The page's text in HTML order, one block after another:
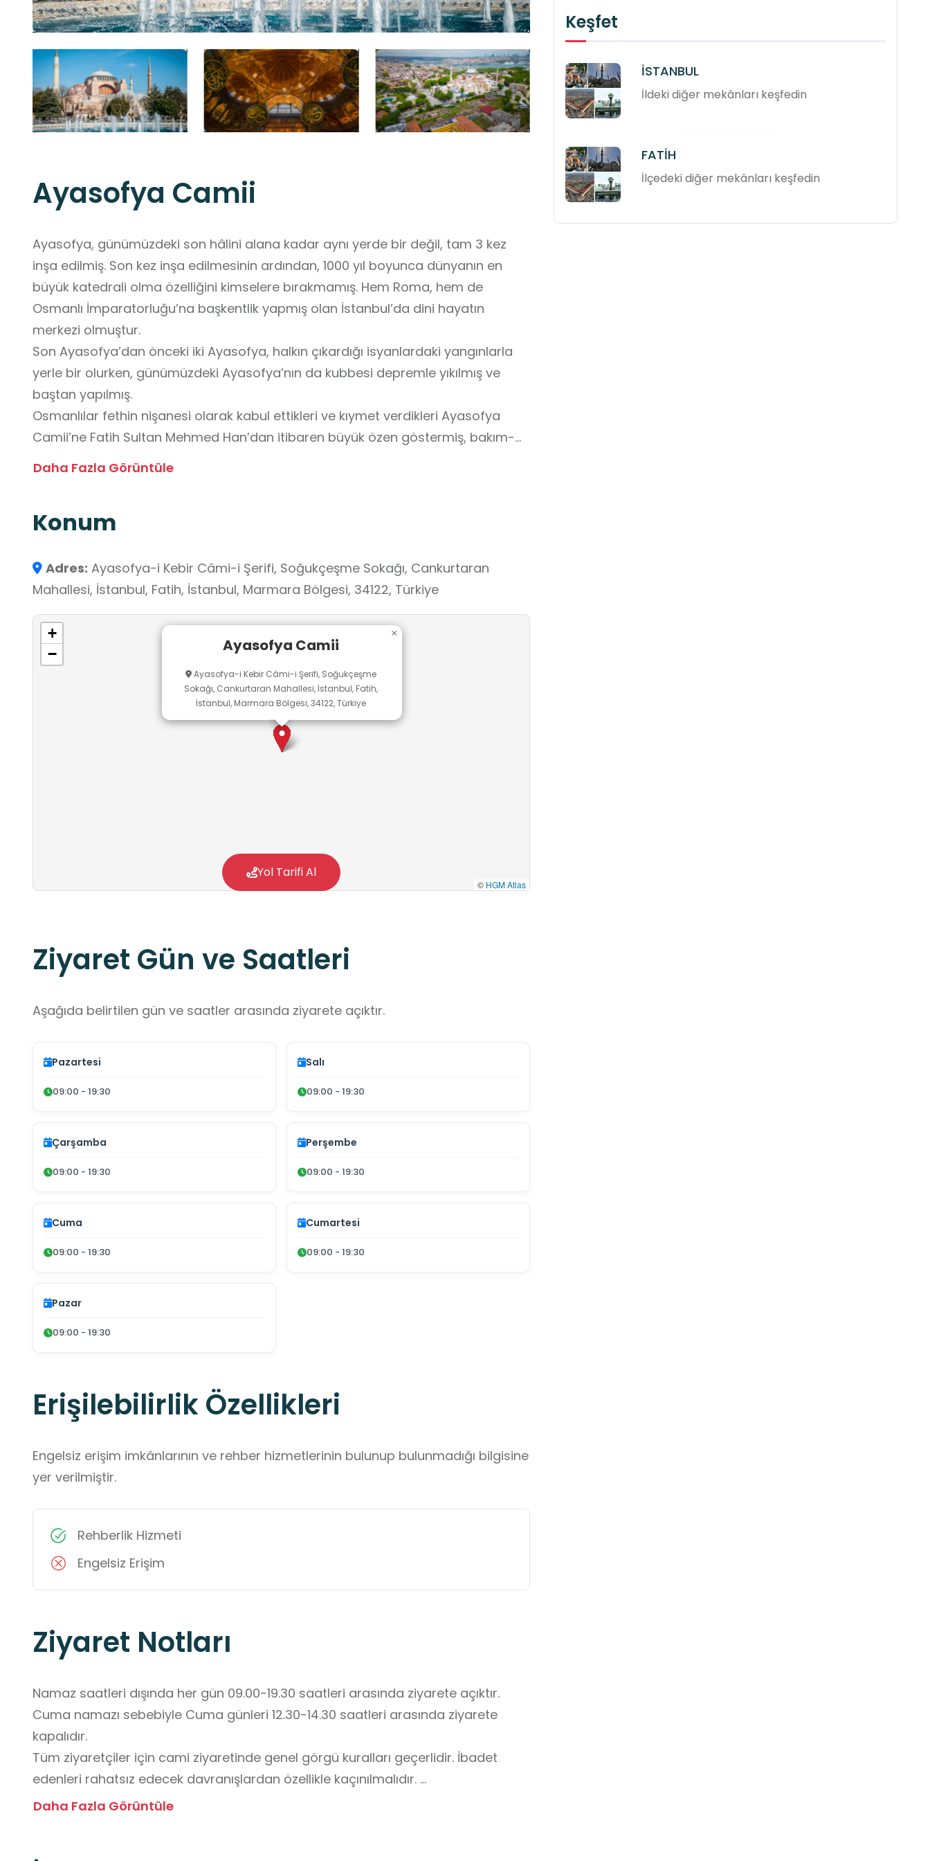
Ayasofya Camii
Ayasofya, günümüzdeki son hâlini alana kadar aynı yerde bir değil, tam 3 kez
inşa edilmiş. Son kez inşa edilmesinin ardından, 1000 yıl boyunca dünyanın en
büyük katedrali olma özelliğini kimselere bırakmamış. Hem Roma, hem de
Osmanlı İmparatorluğu’na başkentlik yapmış olan İstanbul’da dini hayatın
merkezi olmuştur.
Son Ayasofya’dan önceki iki Ayasofya, halkın çıkardığı isyanlardaki yangınlarla
yerle bir olurken, günümüzdeki Ayasofya’nın da kubbesi depremle yıkılmış ve
baştan yapılmış.
Osmanlılar fethin nişanesi olarak kabul ettikleri ve kıymet verdikleri Ayasofya
Camii’ne Fatih Sultan Mehmed Han’dan itibaren büyük özen göstermiş, bakım-
çok büyük rol oynamıştır.
Daha Fazla Görüntüle
Konum
Adres: Ayasofya-i Kebir Câmi-i Şerifi, Soğukçeşme Sokağı, Cankurtaran
Mahallesi, İstanbul, Fatih, İstanbul, Marmara Bölgesi, 34122, Türkiye
Ayasofya Camii
Ayasofya-i Kebir Câmi-i Şerifi, Soğukçeşme
Sokağı, Cankurtaran Mahallesi, İstanbul, Fatih,
İstanbul, Marmara Bölgesi, 34122, Türkiye
×
+
−
© HGM Atlas
Yol Tarifi Al
Ziyaret Gün ve Saatleri
Aşağıda belirtilen gün ve saatler arasında ziyarete açıktır.
Pazartesi
09:00 - 19:30
Salı
09:00 - 19:30
Çarşamba
09:00 - 19:30
Perşembe
09:00 - 19:30
Cuma
09:00 - 19:30
Cumartesi
09:00 - 19:30
Pazar
09:00 - 19:30
Erişilebilirlik Özellikleri
Engelsiz erişim imkânlarının ve rehber hizmetlerinin bulunup bulunmadığı bilgisine
yer verilmiştir.
Rehberlik Hizmeti
Engelsiz Erişim
Ziyaret Notları
Namaz saatleri dışında her gün 09.00-19.30 saatleri arasında ziyarete açıktır.
Cuma namazı sebebiyle Cuma günleri 12.30-14.30 saatleri arasında ziyarete
kapalıdır.
Tüm ziyaretçiler için cami ziyaretinde genel görgü kuralları geçerlidir. İbadet
edenleri rahatsız edecek davranışlardan özellikle kaçınılmalıdır.
Daha Fazla Görüntüle
Keşfet
İSTANBUL
İldeki diğer mekânları keşfedin
FATİH
İlçedeki diğer mekânları keşfedin